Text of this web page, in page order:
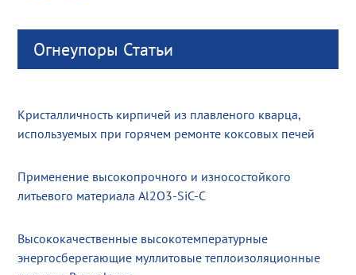
Огнеупоры Статьи
Кристалличность кирпичей из плавленого кварца,
используемых при горячем ремонте коксовых печей
Применение высокопрочного и износостойкого
литьевого материала Al2O3-SiC-C
Высококачественные высокотемпературные
энергосберегающие муллитовые теплоизоляционные